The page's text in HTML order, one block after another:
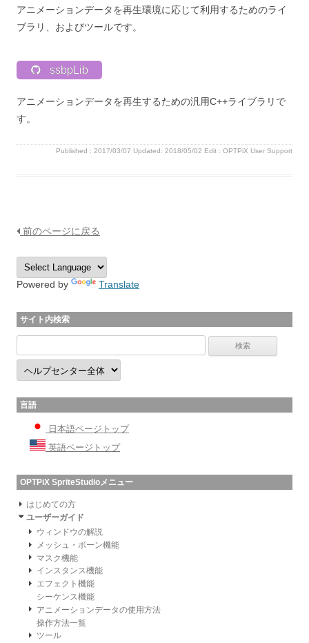
アニメーションデータを再生環境に応じて利用するためのライ
ブラリ、およびツールです。
ssbpLib
アニメーションデータを再生するための汎用C++ライブラリで
す。
Published : 2017/03/07 Updated: 2018/05/02 Edit : OPTPiX User Support
前のページに戻る
Powered by Translate
サイト内検索
言語
日本語ページトップ
英語ページトップ
OPTPiX SpriteStudioメニュー
はじめての方
ユーザーガイド
ウィンドウの解説
メッシュ・ボーン機能
マスク機能
インスタンス機能
エフェクト機能
シーケンス機能
アニメーションデータの使用方法
操作方法一覧
ツール